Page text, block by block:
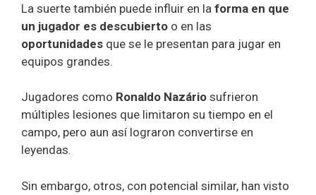
La suerte también puede influir en la forma en que
un jugador es descubierto o en las
oportunidades que se le presentan para jugar en
equipos grandes.
Jugadores como Ronaldo Nazário sufrieron
múltiples lesiones que limitaron su tiempo en el
campo, pero aun así lograron convertirse en
leyendas.
Sin embargo, otros, con potencial similar, han visto